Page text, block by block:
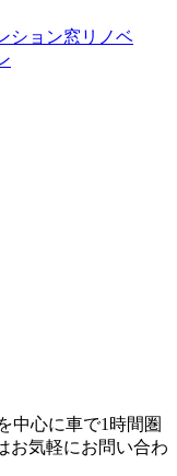
ション窓リノベ
中心に車で1時間圏
お気軽にお問い合わ